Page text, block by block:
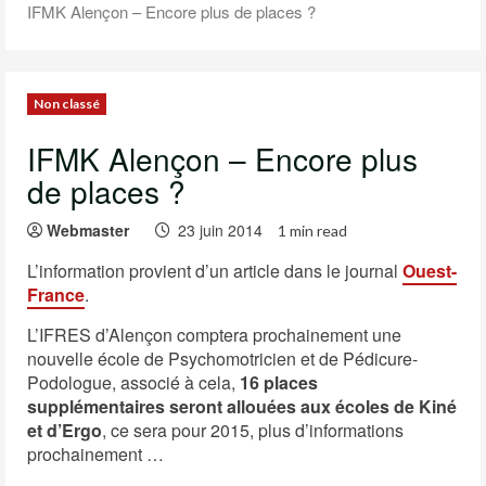
IFMK Alençon – Encore plus de places ?
Non classé
IFMK Alençon – Encore plus
de places ?
Webmaster 23 juin 2014 1 min read
L’information provient d’un article dans le journal Ouest-
France.
L’IFRES d’Alençon comptera prochainement une
nouvelle école de Psychomotricien et de Pédicure-
Podologue, associé à cela, 16 places
supplémentaires seront allouées aux écoles de Kiné
et d’Ergo, ce sera pour 2015, plus d’informations
prochainement …